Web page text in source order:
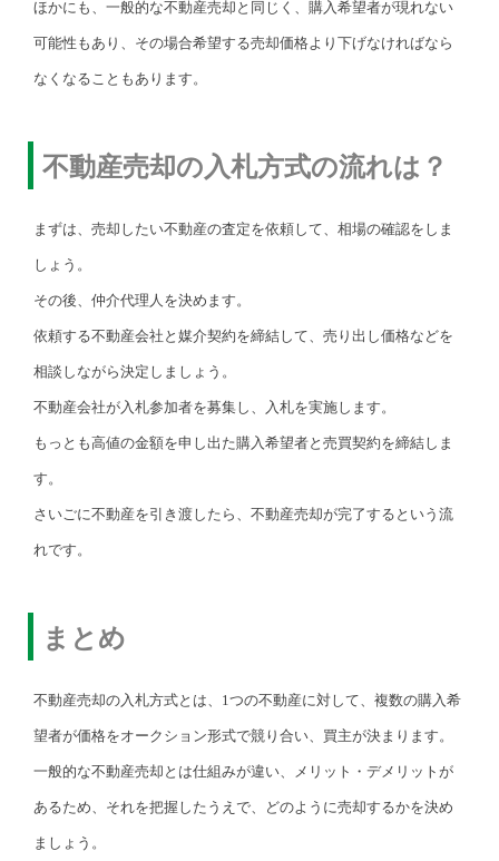
ほかにも、一般的な不動産売却と同じく、購入希望者が現れない
可能性もあり、その場合希望する売却価格より下げなければなら
なくなることもあります。
不動産売却の入札方式の流れは？
まずは、売却したい不動産の査定を依頼して、相場の確認をしま
しょう。
その後、仲介代理人を決めます。
依頼する不動産会社と媒介契約を締結して、売り出し価格などを
相談しながら決定しましょう。
不動産会社が入札参加者を募集し、入札を実施します。
もっとも高値の金額を申し出た購入希望者と売買契約を締結しま
す。
さいごに不動産を引き渡したら、不動産売却が完了するという流
れです。
まとめ
不動産売却の入札方式とは、1つの不動産に対して、複数の購入希
望者が価格をオークション形式で競り合い、買主が決まります。
一般的な不動産売却とは仕組みが違い、メリット・デメリットが
あるため、それを把握したうえで、どのように売却するかを決め
ましょう。